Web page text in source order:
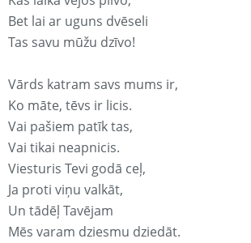
Bet lai ar uguns dvēseli
Tas savu mūžu dzīvo!
Vārds katram savs mums ir,
Ko māte, tēvs ir licis.
Vai pašiem patīk tas,
Vai tikai neapnicis.
Viesturis Tevi godā ceļ,
Ja proti viņu valkāt,
Un tādēļ Tavējam
Mēs varam dziesmu dziedāt.